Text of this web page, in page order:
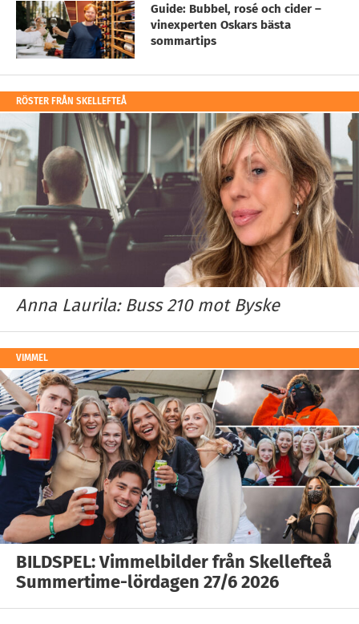
Guide: Bubbel, rosé och cider –
vinexperten Oskars bästa
sommartips
RÖSTER FRÅN SKELLEFTEÅ
Anna Laurila: Buss 210 mot Byske
VIMMEL
BILDSPEL: Vimmelbilder från Skellefteå
Summertime-lördagen 27/6 2026